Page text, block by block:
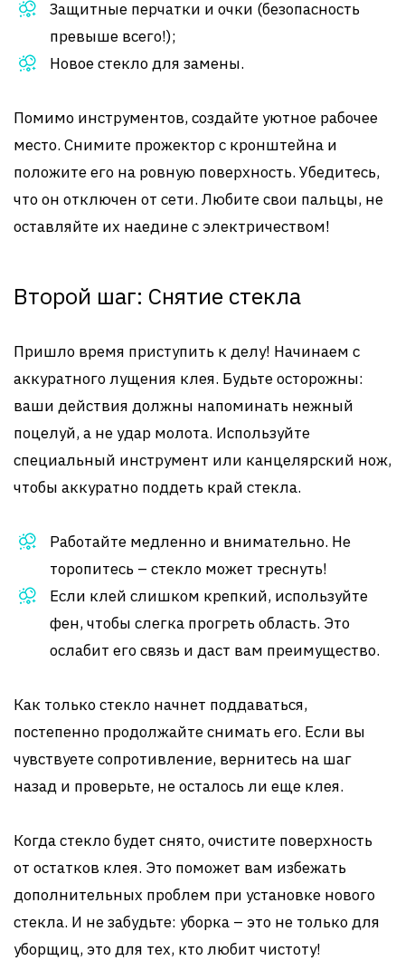
Защитные перчатки и очки (безопасность
превыше всего!);
Новое стекло для замены.
Помимо инструментов, создайте уютное рабочее
место. Снимите прожектор с кронштейна и
положите его на ровную поверхность. Убедитесь,
что он отключен от сети. Любите свои пальцы, не
оставляйте их наедине с электричеством!
Второй шаг: Снятие стекла
Пришло время приступить к делу! Начинаем с
аккуратного лущения клея. Будьте осторожны:
ваши действия должны напоминать нежный
поцелуй, а не удар молота. Используйте
специальный инструмент или канцелярский нож,
чтобы аккуратно поддеть край стекла.
Работайте медленно и внимательно. Не
торопитесь – стекло может треснуть!
Если клей слишком крепкий, используйте
фен, чтобы слегка прогреть область. Это
ослабит его связь и даст вам преимущество.
Как только стекло начнет поддаваться,
постепенно продолжайте снимать его. Если вы
чувствуете сопротивление, вернитесь на шаг
назад и проверьте, не осталось ли еще клея.
Когда стекло будет снято, очистите поверхность
от остатков клея. Это поможет вам избежать
дополнительных проблем при установке нового
стекла. И не забудьте: уборка – это не только для
уборщиц, это для тех, кто любит чистоту!